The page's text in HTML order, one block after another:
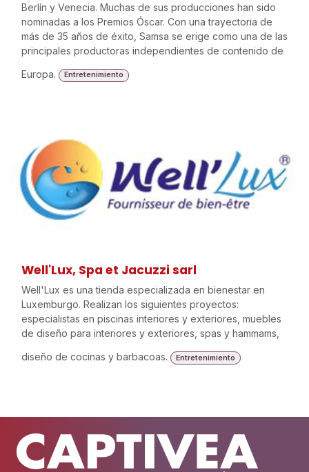
Berlín y Venecia. Muchas de sus producciones han sido
nominadas a los Premios Óscar. Con una trayectoria de
más de 35 años de éxito, Samsa se erige como una de las
principales productoras independientes de contenido de
Europa.
Entretenimiento
Well'Lux, Spa et Jacuzzi sarl
Well'Lux es una tienda especializada en bienestar en
Luxemburgo. Realizan los siguientes proyectos:
especialistas en piscinas interiores y exteriores, muebles
de diseño para interiores y exteriores, spas y hammams,
diseño de cocinas y barbacoas.
Entretenimiento